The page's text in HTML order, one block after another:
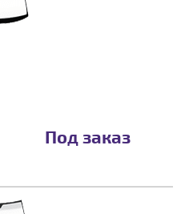
Под заказ